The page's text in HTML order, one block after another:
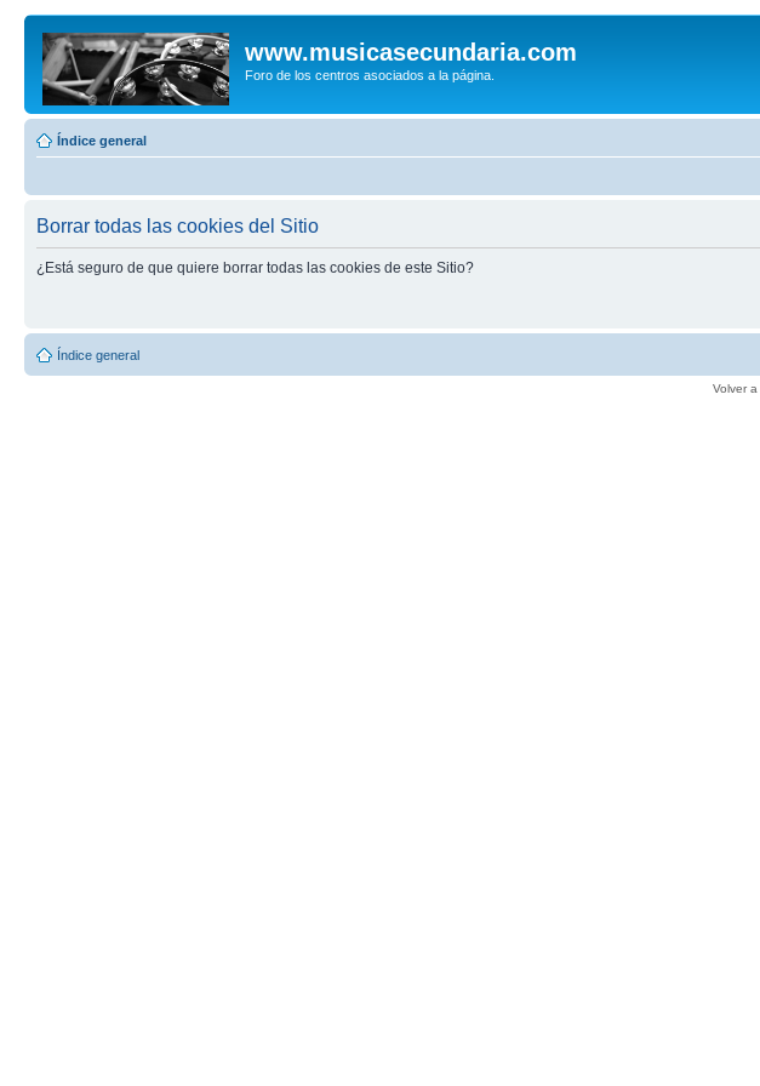
www.musicasecundaria.com
Foro de los centros asociados a la página.
Índice general
Borrar todas las cookies del Sitio
¿Está seguro de que quiere borrar todas las cookies de este Sitio?
Índice general
Volver a